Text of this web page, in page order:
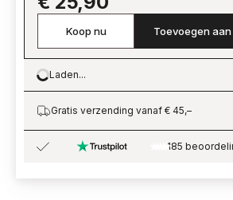
Koop nu Toevoegen
Loading…
Laden...
Gratis verzending vanaf € 45,–
185